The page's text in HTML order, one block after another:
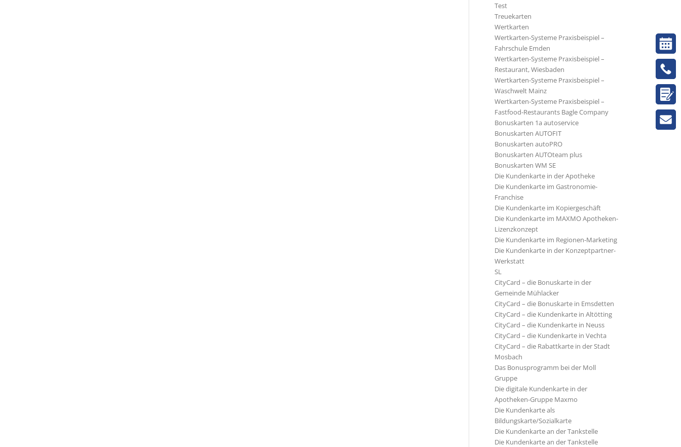
Test
Treuekarten
Wertkarten
Wertkarten-Systeme Praxisbeispiel –
Fahrschule Emden
Wertkarten-Systeme Praxisbeispiel –
Restaurant, Wiesbaden
Wertkarten-Systeme Praxisbeispiel –
Waschwelt Mainz
Wertkarten-Systeme Praxisbeispiel –
Fastfood-Restaurants Bagle Company
Bonuskarten 1a autoservice
Bonuskarten AUTOFIT
Bonuskarten autoPRO
Bonuskarten AUTOteam plus
Bonuskarten WM SE
Die Kundenkarte in der Apotheke
Die Kundenkarte im Gastronomie-
Franchise
Die Kundenkarte im Kopiergeschäft
Die Kundenkarte im MAXMO Apotheken-
Lizenzkonzept
Die Kundenkarte im Regionen-Marketing
Die Kundenkarte in der Konzeptpartner-
Werkstatt
SL
CityCard – die Bonuskarte in der
Gemeinde Mühlacker
CityCard – die Bonuskarte in Emsdetten
CityCard – die Kundenkarte in Altötting
CityCard – die Kundenkarte in Neuss
CityCard – die Kundenkarte in Vechta
CityCard – die Rabattkarte in der Stadt
Mosbach
Das Bonusprogramm bei der Moll
Gruppe
Die digitale Kundenkarte in der
Apotheken-Gruppe Maxmo
Die Kundenkarte als
Bildungskarte/Sozialkarte
Die Kundenkarte an der Tankstelle
Die Kundenkarte an der Tankstelle